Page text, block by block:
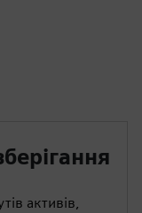
активів,